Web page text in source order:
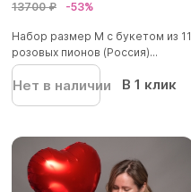
13700 ₽ -53%
Набор размер М с букетом из 11
розовых пионов (Россия)...
Нет в наличии В 1 клик